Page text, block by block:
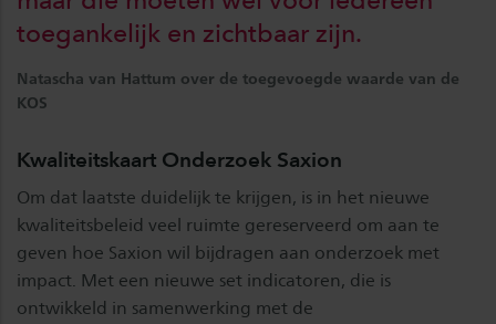
toegankelijk en zichtbaar zijn.
Natascha van Hattum over de toegevoegde waarde van de
KOS
Kwaliteitskaart Onderzoek Saxion
Om dat laatste duidelijk te krijgen, is in het nieuwe
kwaliteitsbeleid veel ruimte gereserveerd om aan te
geven hoe Saxion wil bijdragen aan onderzoek met
impact. Met een nieuwe set indicatoren, die is
ontwikkeld in samenwerking met de